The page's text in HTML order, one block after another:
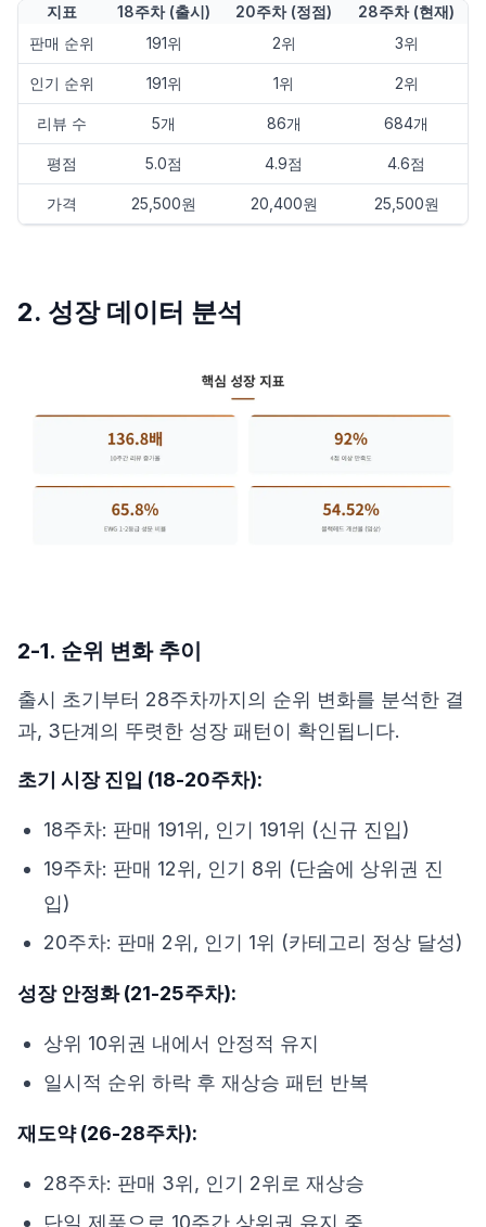
지표 18주차 (출시) 20주차 (정점)
28주차 (현재)
판매 순위
191위 2위 3위
인기 순위 191위 1위 2위
리뷰 수 5개 86개 684개
평점 5.0점 4.9점 4.6점
가격 25,500원 20,400원 25,500원
2. 성장 데이터 분석
2-1. 순위 변화 추이
출시 초기부터 28주차까지의 순위 변화를 분석한 결
과, 3단계의 뚜렷한 성장 패턴이 확인됩니다.
초기 시장 진입 (18-20주차):
18주차: 판매 191위, 인기 191위 (신규 진입)
19주차: 판매 12위, 인기 8위 (단숨에 상위권 진
입)
20주차: 판매 2위, 인기 1위 (카테고리 정상 달성)
성장 안정화 (21-25주차):
상위 10위권 내에서 안정적 유지
일시적 순위 하락 후 재상승 패턴 반복
재도약 (26-28주차):
28주차: 판매 3위, 인기 2위로 재상승